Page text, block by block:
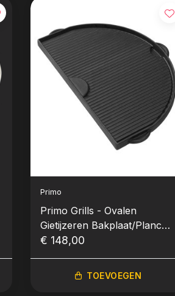
Primo
Primo Grills - Ovalen
Gietijzeren Bakplaat/Plancha
(Oval XL 400)
€ 148,00
TOEVOEGEN